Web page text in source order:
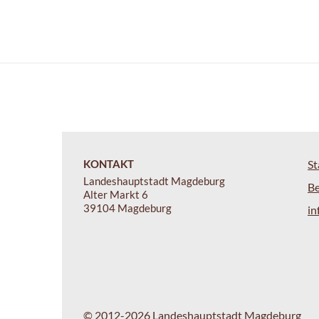
KONTAKT
Landeshauptstadt Magdeburg
Alter Markt 6
39104 Magdeburg
© 2012-2026 Landeshauptstadt Magdeburg